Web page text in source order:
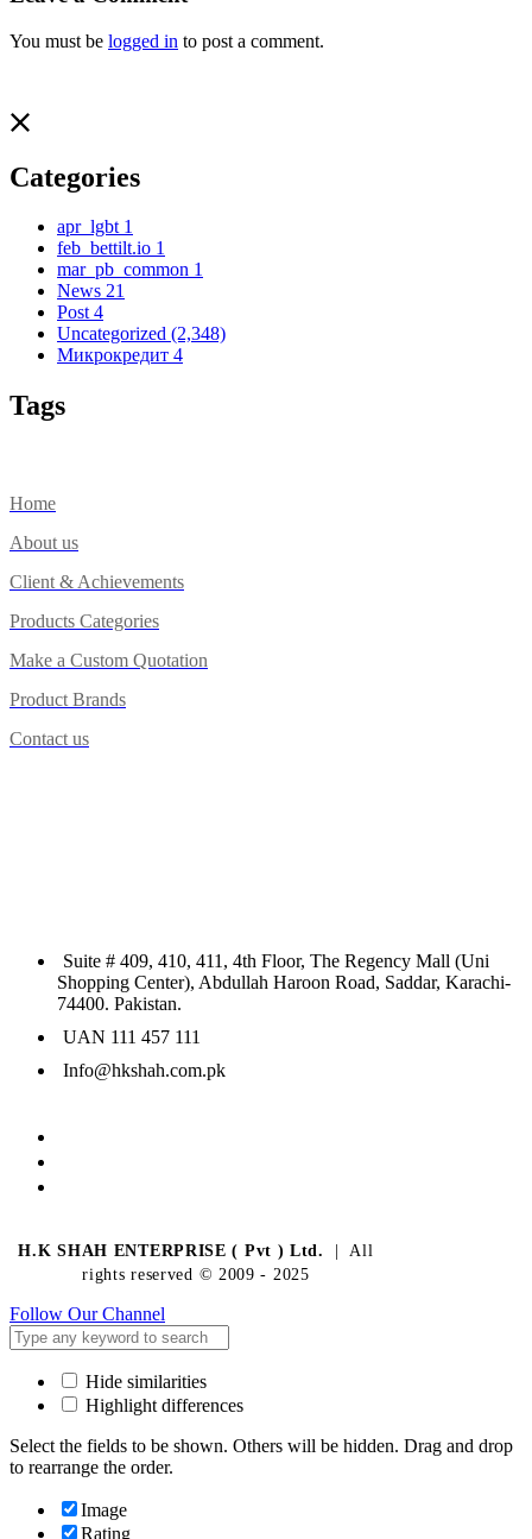
You must be logged in to post a comment.
Categories
apr_lgbt 1
feb_bettilt.io 1
mar_pb_common 1
News 21
Post4
Uncategorized (2,348)
Микрокредит 4
Tags
Home
About us
Client & Achievements
Products Categories
Make a Custom Quotation
Product Brands
Contact us
Suite # 409, 410, 411, 4th Floor, The Regency Mall (Uni
Shopping Center), Abdullah Haroon Road, Saddar, Karachi-
74400. Pakistan.
UAN 111 457 111
Info@hkshah.com.pk
H.K SHAH ENTERPRISE ( Pvt ) Ltd.
| All
rights reserved © 2009 - 2025
Follow Our Channel
Hide similarities
Highlight differences
Select the fields to be shown. Others will be hidden. Drag and drop
to rearrange the order.
Image
Rating